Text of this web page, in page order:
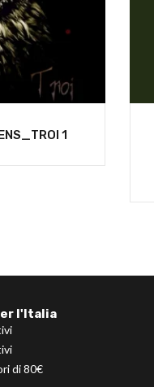
1
l'Italia
di 80€